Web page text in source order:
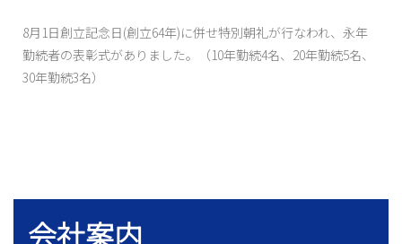
8月1日創立記念日(創立64年)に併せ特別朝礼が行なわれ、永年
勤続者の表彰式がありました。（10年勤続4名、20年勤続5名、
30年勤続3名）
会社案内